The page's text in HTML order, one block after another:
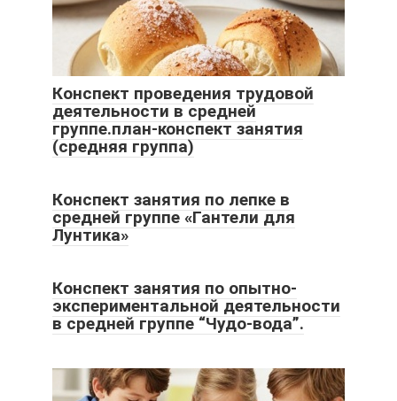
Конспект проведения трудовой
деятельности в средней
группе.план-конспект занятия
(средняя группа)
Конспект занятия по лепке в
средней группе «Гантели для
Лунтика»
Конспект занятия по опытно-
экспериментальной деятельности
в средней группе “Чудо-вода”.